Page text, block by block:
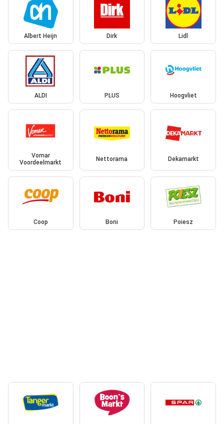
Albert Heijn Dirk Lidl
ALDI PLUS Hoogvliet
Vomar
Voordeelmarkt
Nettorama Dekamarkt
Coop Boni Poiesz